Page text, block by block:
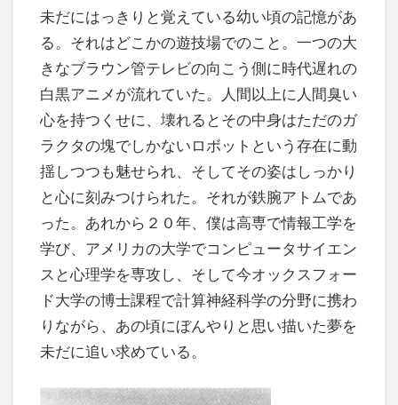
未だにはっきりと覚えている幼い頃の記憶があ
る。それはどこかの遊技場でのこと。一つの大
きなブラウン管テレビの向こう側に時代遅れの
白黒アニメが流れていた。人間以上に人間臭い
心を持つくせに、壊れるとその中身はただのガ
ラクタの塊でしかないロボットという存在に動
揺しつつも魅せられ、そしてその姿はしっかり
と心に刻みつけられた。それが鉄腕アトムであ
った。あれから２０年、僕は高専で情報工学を
学び、アメリカの大学でコンピュータサイエン
スと心理学を専攻し、そして今オックスフォー
ド大学の博士課程で計算神経科学の分野に携わ
りながら、あの頃にぼんやりと思い描いた夢を
未だに追い求めている。